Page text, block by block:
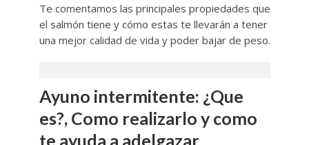
Te comentamos las principales propiedades que
el salmón tiene y cómo estas te llevarán a tener
una mejor calidad de vida y poder bajar de peso.
Ayuno intermitente: ¿Que
es?, Como realizarlo y como
te ayuda a adelgazar